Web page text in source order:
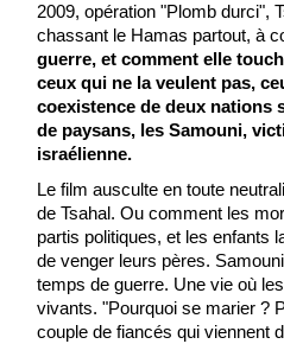
2009, opération "Plomb durci",
chassant le Hamas partout, à
guerre, et comment elle
ceux qui ne la veulent pas,
coexistence de deux nations
de paysans, les Samouni,
israélienne.
Le film ausculte en toute
de Tsahal. Ou comment les
partis politiques, et les enfants
de venger leurs pères.
temps de guerre. Une vie où
vivants. "Pourquoi se marier ?
couple de fiancés qui viennent